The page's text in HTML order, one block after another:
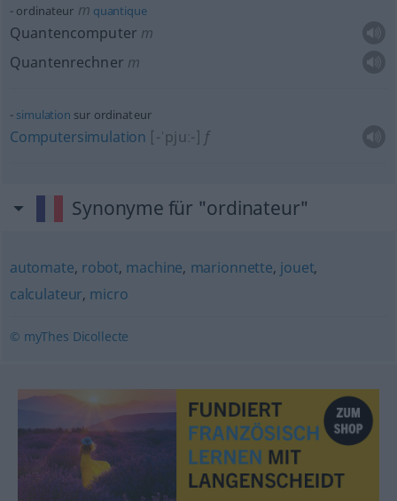
ordinateur m quantique
Quantencomputer m
Quantenrechner m
simulation sur ordinateur
Computersimulation [-ˈpjuː-] f
Synonyme für "ordinateur"
automate, robot, machine, marionnette, jouet,
calculateur, micro
© myThes Dicollecte